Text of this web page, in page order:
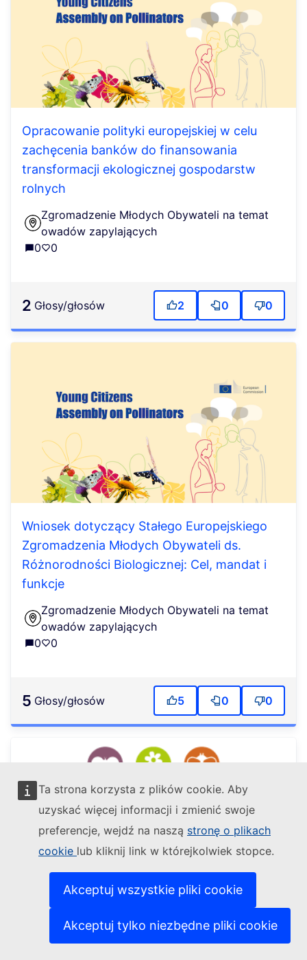
Ta strona korzysta z plików cookie. Aby
uzyskać więcej informacji i zmienić swoje
preferencje, wejdź na naszą stronę o plikach
cookie lub kliknij link w którejkolwiek stopce.
Akceptuj wszystkie pliki cookie
Akceptuj tylko niezbędne pliki cookie
Opracowanie polityki europejskiej w celu
zachęcenia banków do finansowania
transformacji ekologicznej gospodarstw
rolnych
Zgromadzenie Młodych Obywateli na temat
owadów zapylających
0
0
2 głosy/głosów 2 0 0
Wniosek dotyczący Stałego Europejskiego
Zgromadzenia Młodych Obywateli ds.
Różnorodności Biologicznej: Cel, mandat i
funkcje
Zgromadzenie Młodych Obywateli na temat
owadów zapylających
0
0
5 głosy/głosów 5 0 0
Cross-Polli:Naród
Marco Anselmi Działania 1 1